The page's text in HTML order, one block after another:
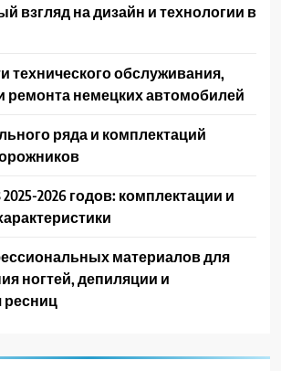
взгляд на дизайн и технологии в
технического обслуживания,
ремонта немецких автомобилей
ряда и комплектаций
2026 годов: комплектации и
материалов для
ногтей, депиляции и
ресниц